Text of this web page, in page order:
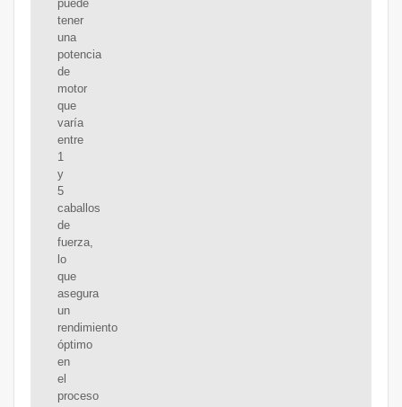
puede
tener
una
potencia
de
motor
que
varía
entre
1
y
5
caballos
de
fuerza,
lo
que
asegura
un
rendimiento
óptimo
en
el
proceso